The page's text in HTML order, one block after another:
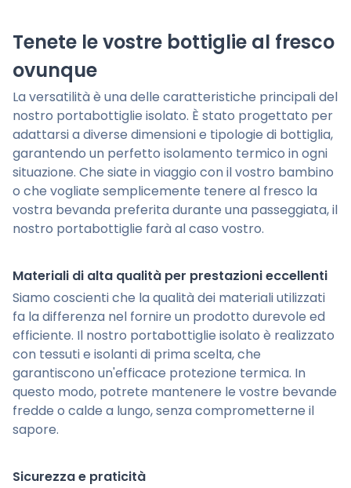
Tenete le vostre bottiglie al fresco
ovunque
La versatilità è una delle caratteristiche principali del
nostro portabottiglie isolato. È stato progettato per
adattarsi a diverse dimensioni e tipologie di bottiglia,
garantendo un perfetto isolamento termico in ogni
situazione. Che siate in viaggio con il vostro bambino
o che vogliate semplicemente tenere al fresco la
vostra bevanda preferita durante una passeggiata, il
nostro portabottiglie farà al caso vostro.
Materiali di alta qualità per prestazioni eccellenti
Siamo coscienti che la qualità dei materiali utilizzati
fa la differenza nel fornire un prodotto durevole ed
efficiente. Il nostro portabottiglie isolato è realizzato
con tessuti e isolanti di prima scelta, che
garantiscono un'efficace protezione termica. In
questo modo, potrete mantenere le vostre bevande
fredde o calde a lungo, senza comprometterne il
sapore.
Sicurezza e praticità